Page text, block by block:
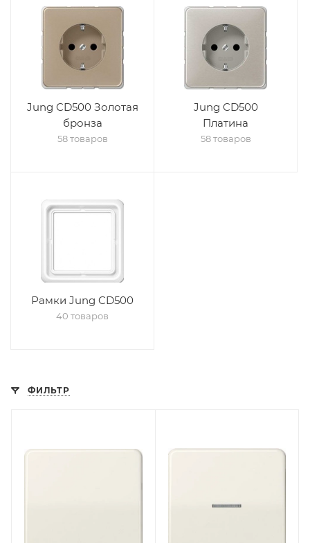
Jung CD500 Золотая
бронза
58 товаров
Jung CD500
Платина
58 товаров
Рамки Jung CD500
40 товаров
ФИЛЬТР